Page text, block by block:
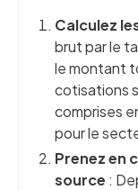
Calculez
brut par le
le montant
cotisations
comprises
pour le
Prenez en
source :